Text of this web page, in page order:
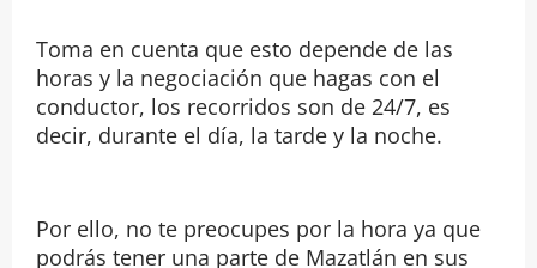
Toma en cuenta que esto depende de las
horas y la negociación que hagas con el
conductor, los recorridos son de 24/7, es
decir, durante el día, la tarde y la noche.
Por ello, no te preocupes por la hora ya que
podrás tener una parte de Mazatlán en sus